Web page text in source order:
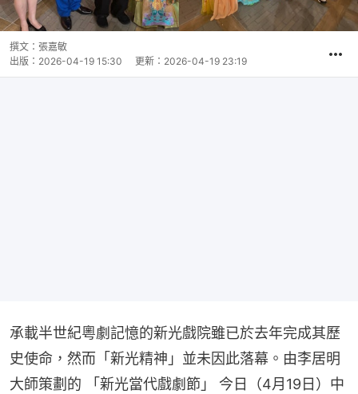
撰文： 張嘉敏
出版： 2026-04-19 15:30 更新： 2026-04-19 23:19
承載半世紀粵劇記憶的新光戲院雖已於去年完成其歷
史使命，然而「新光精神」並未因此落幕。由李居明
大師策劃的 「新光當代戲劇節」 今日（4月19日）中